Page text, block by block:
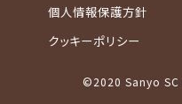
個人情報保護方針
クッキーポリシー
©2020 Sanyo